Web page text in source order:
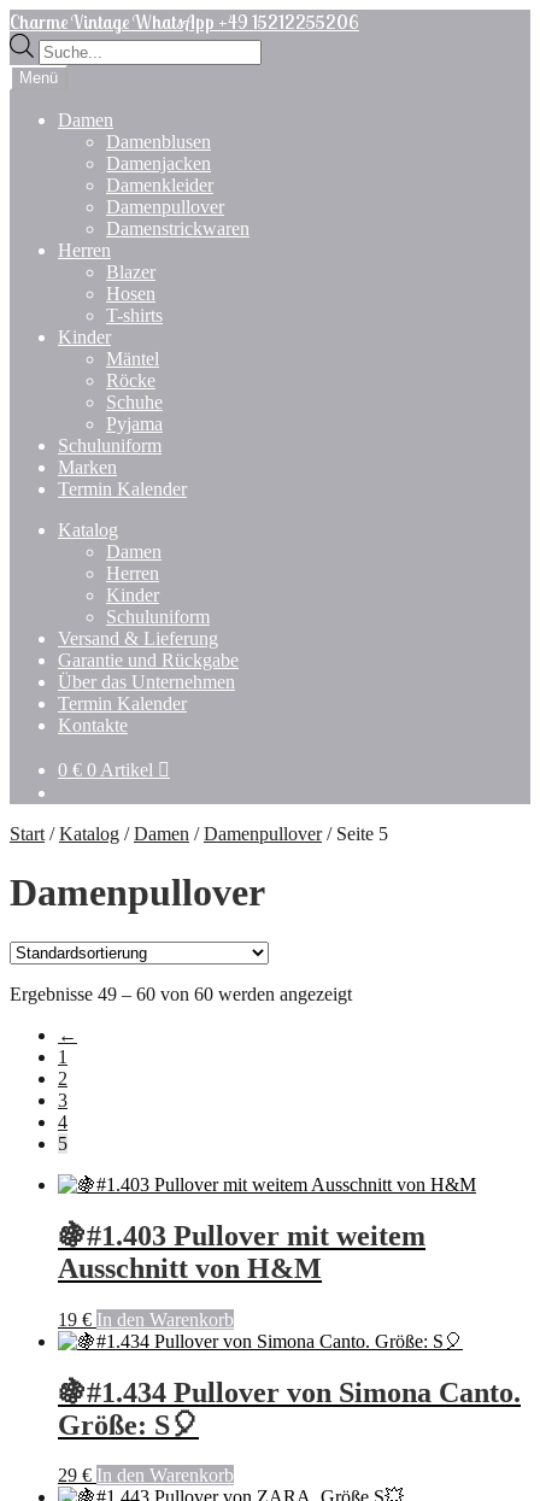
Zur
Navigation
springen
Zum
Inhalt
springen
Charme Vintage WhatsApp +49 15212255206
Products
search
Menü
Damen
Damenblusen
Damenjacken
Damenkleider
Damenpullover
Damenstrickwaren
Herren
Blazer
Hosen
T-shirts
Kinder
Mäntel
Röcke
Schuhe
Pyjama
Schuluniform
Marken
Termin Kalender
Katalog
Damen
Herren
Kinder
Schuluniform
Versand & Lieferung
Garantie und Rückgabe
Über das Unternehmen
Termin Kalender
Kontakte
0 € 0 Artikel
Start /Katalog /Damen /Damenpullover/ Seite 5
Damenpullover
Ergebnisse 49 – 60 von 60 werden angezeigt
←
1
2
3
4
5
🍇#1.403 Pullover mit weitem
Ausschnitt von H&M
19 € In den Warenkorb
🍇#1.434 Pullover von Simona Canto.
Größe: S🎈
29 € In den Warenkorb